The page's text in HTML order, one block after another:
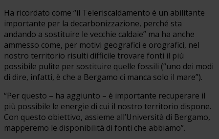
Ha ricordato come “il Teleriscaldamento è un abilitante
importante per la decarbonizzazione, perché sta
andando a sostituire le vecchie caldaie” ma ha anche
ammesso come, per motivi geografici e orografici, nel
nostro territorio risulti difficile trovare fonti il più
possibile pulite per sostituire quelle fossili (“uno dei modi
di dire, infatti, è che a Bergamo ci manca solo il mare”).
“Per questo – ha aggiunto – è importante recuperare il
più possibile le energie di cui il nostro territorio dispone.
Con questo obiettivo, assieme all’Università di Bergamo,
mapperemo le disponibilità di fonti che abbiamo”.